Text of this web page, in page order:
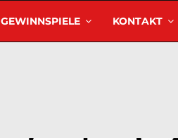
GEWINNSPIELE KONTAKT